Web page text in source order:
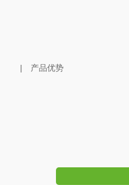
| 产品优势